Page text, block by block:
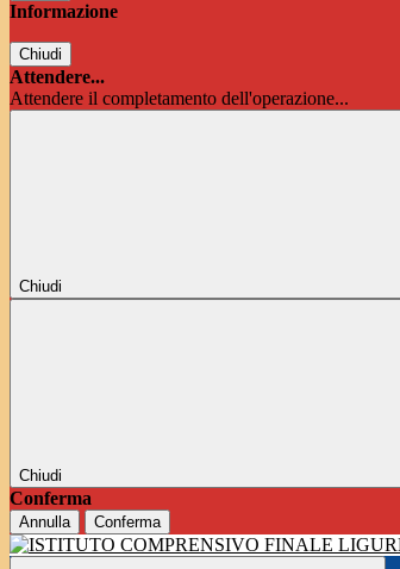
Informazione
Chiudi
Attendere...
Attendere il completamento dell'operazione...
Chiudi
Chiudi
Conferma
Annulla Conferma